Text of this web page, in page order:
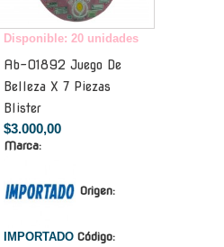
Disponible: 20 unidades
Ab-01892 Juego De
Belleza X 7 Piezas
Blister
$3.000,00
Marca:
Origen:
IMPORTADO Código: